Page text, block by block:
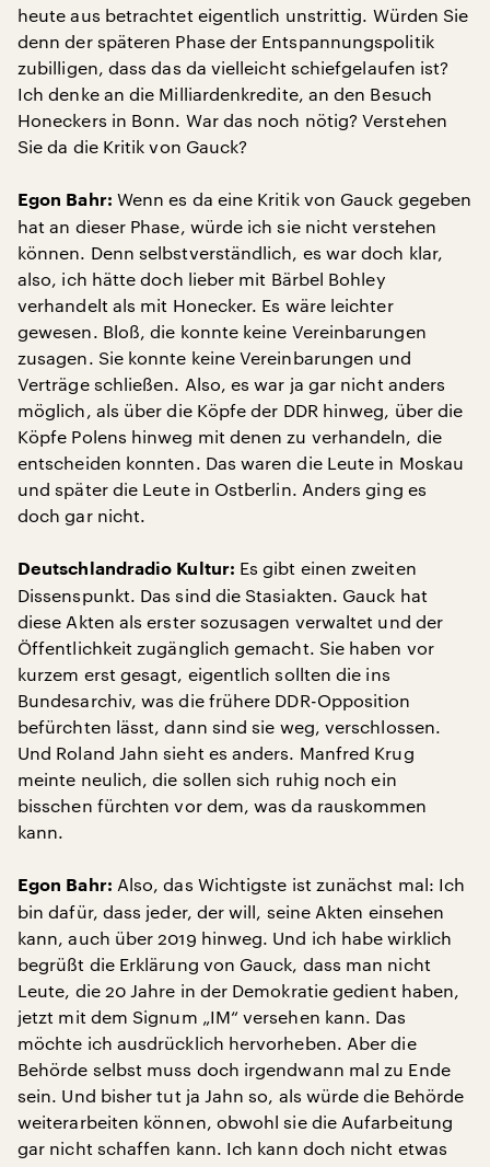
heute aus betrachtet eigentlich unstrittig. Würden Sie
denn der späteren Phase der Entspannungspolitik
zubilligen, dass das da vielleicht schiefgelaufen ist?
Ich denke an die Milliardenkredite, an den Besuch
Honeckers in Bonn. War das noch nötig? Verstehen
Sie da die Kritik von Gauck?
Egon Bahr: Wenn es da eine Kritik von Gauck gegeben
hat an dieser Phase, würde ich sie nicht verstehen
können. Denn selbstverständlich, es war doch klar,
also, ich hätte doch lieber mit Bärbel Bohley
verhandelt als mit Honecker. Es wäre leichter
gewesen. Bloß, die konnte keine Vereinbarungen
zusagen. Sie konnte keine Vereinbarungen und
Verträge schließen. Also, es war ja gar nicht anders
möglich, als über die Köpfe der DDR hinweg, über die
Köpfe Polens hinweg mit denen zu verhandeln, die
entscheiden konnten. Das waren die Leute in Moskau
und später die Leute in Ostberlin. Anders ging es
doch gar nicht.
Deutschlandradio Kultur: Es gibt einen zweiten
Dissenspunkt. Das sind die Stasiakten. Gauck hat
diese Akten als erster sozusagen verwaltet und der
Öffentlichkeit zugänglich gemacht. Sie haben vor
kurzem erst gesagt, eigentlich sollten die ins
Bundesarchiv, was die frühere DDR-Opposition
befürchten lässt, dann sind sie weg, verschlossen.
Und Roland Jahn sieht es anders. Manfred Krug
meinte neulich, die sollen sich ruhig noch ein
bisschen fürchten vor dem, was da rauskommen
kann.
Egon Bahr: Also, das Wichtigste ist zunächst mal: Ich
bin dafür, dass jeder, der will, seine Akten einsehen
kann, auch über 2019 hinweg. Und ich habe wirklich
begrüßt die Erklärung von Gauck, dass man nicht
Leute, die 20 Jahre in der Demokratie gedient haben,
jetzt mit dem Signum „IM“ versehen kann. Das
möchte ich ausdrücklich hervorheben. Aber die
Behörde selbst muss doch irgendwann mal zu Ende
sein. Und bisher tut ja Jahn so, als würde die Behörde
weiterarbeiten können, obwohl sie die Aufarbeitung
gar nicht schaffen kann. Ich kann doch nicht etwas